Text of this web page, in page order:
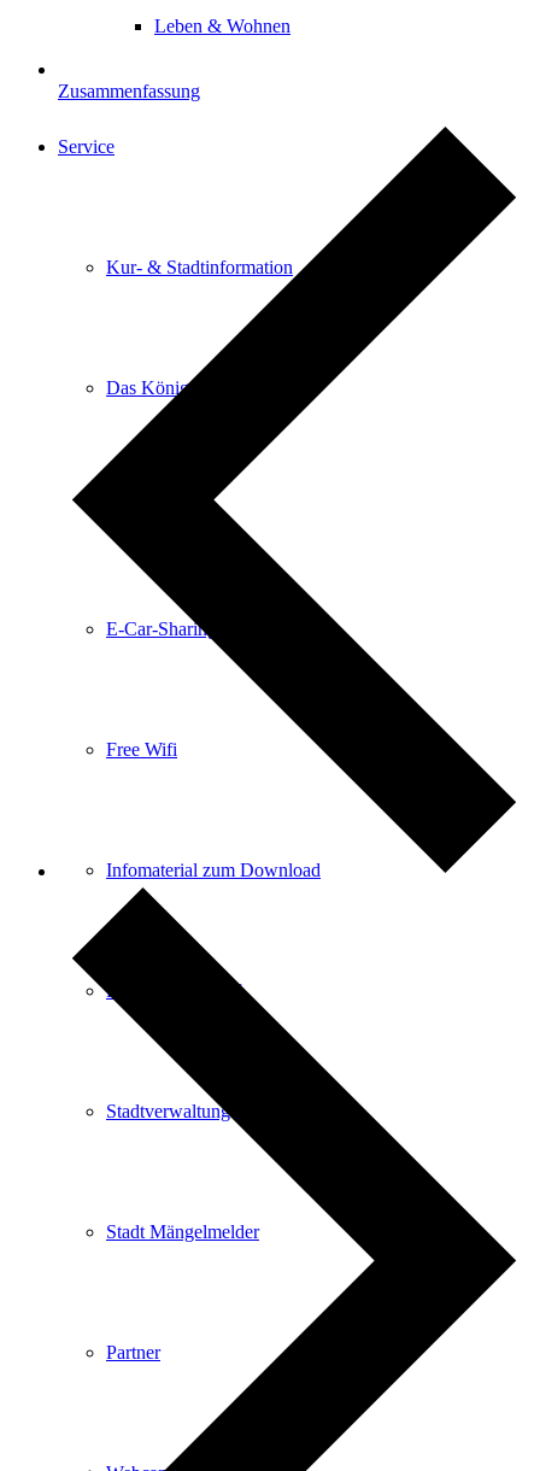
Leben & Wohnen
Service
Kur- & Stadtinformation
Das Königsteiner Lädchen
E-Car-Sharing
Free Wifi
Infomaterial zum Download
Kartenvorverkauf
Stadtverwaltung
Stadt Mängelmelder
Partner
Zusammenfassung